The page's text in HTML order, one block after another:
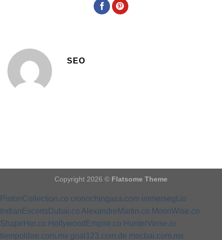
SEO
Copyright 2026 © Flatsome Theme
PistonCollection.co cronochingaza.com immersegt.io
IndianEscortsDubai.co AlexandreMartin.co MoonWise.co
ShapeHer.co HollywoodEmpire.co HunterVerse.io
tiempolibre.com.mx goal123.com.de mocbai.com.mx